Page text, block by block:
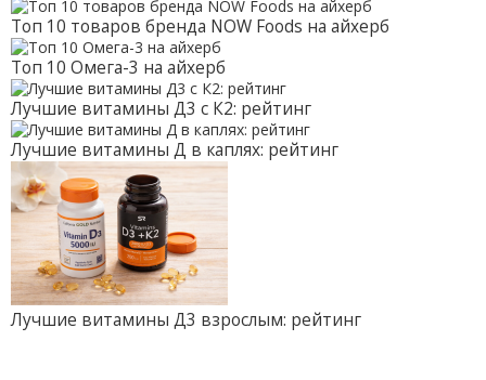
Топ 10 товаров бренда NOW Foods на айхерб
Топ 10 Омега-3 на айхерб
Лучшие витамины Д3 с К2: рейтинг
Лучшие витамины Д в каплях: рейтинг
Лучшие витамины Д3 взрослым: рейтинг